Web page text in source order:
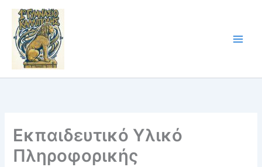
Skip
content
Εκπαιδευτικό Υλικό
Πληροφορικής